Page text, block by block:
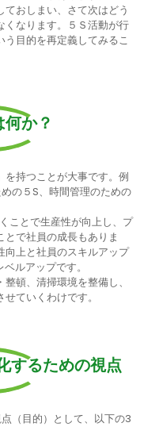
おしまい、さて次はどう
くなります。５Ｓ活動が行
目的を再定義してみるこ
か？
を持つことが大事です。例
の５S、時間管理のための
ことで生産性が向上し、プ
で社員の成長もありま
向上と社員のスキルアップ
ルアップです。
頓、清掃環境を整備し、
ていくわけです。
するための視点
（目的）として、以下の3